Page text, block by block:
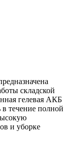
складской
гелевая АКБ
в течение полной
и уборке